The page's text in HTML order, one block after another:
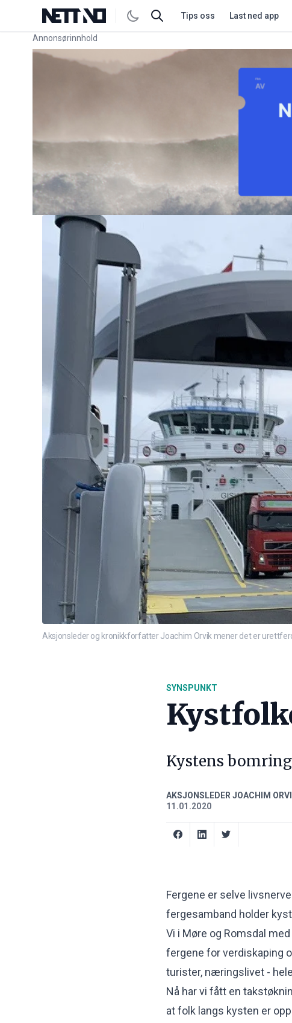
Tips oss Last ned app
Annonsørinnhold
Link for annonse
Aksjonsleder og kronikkforfatter Joachim Orvik mener det er
SYNSPUNKT
Kystens
AKSJONSLEDER JOACHIM
11.01.2020
Fergene er selve
fergesamband holder
Vi i Møre og Romsdal
fergene for verdiskaping
turister, næringslivet -
Nå har vi fått en
at folk langs kysten er